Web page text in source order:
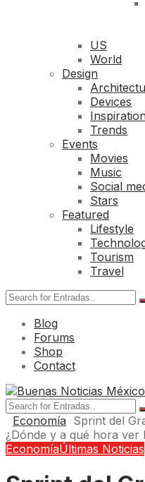
US
World
Design
Devices
Inspiration
Trends
Events
Movies
Music
Social
Stars
Featured
Lifestyle
Tourism
Travel
Blog
Forums
Shop
Contact
Economía Sprint del
¿Dónde y a qué hora ver
EconomíaÚltimas Noticias